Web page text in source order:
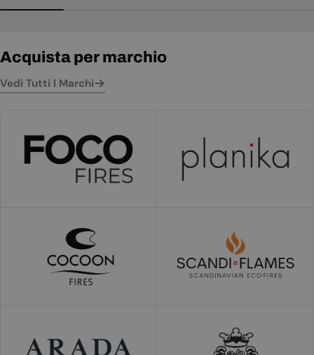
Acquista per marchio
Vedi Tutti I Marchi